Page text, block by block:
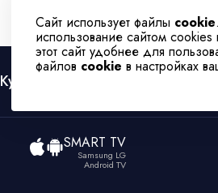
Сайт использует файлы cookie
использование сайтом
этот сайт удобнее для
файлов cookie в настройках
Культура Телеканал
SMART TV
Samsung LG
Android TV